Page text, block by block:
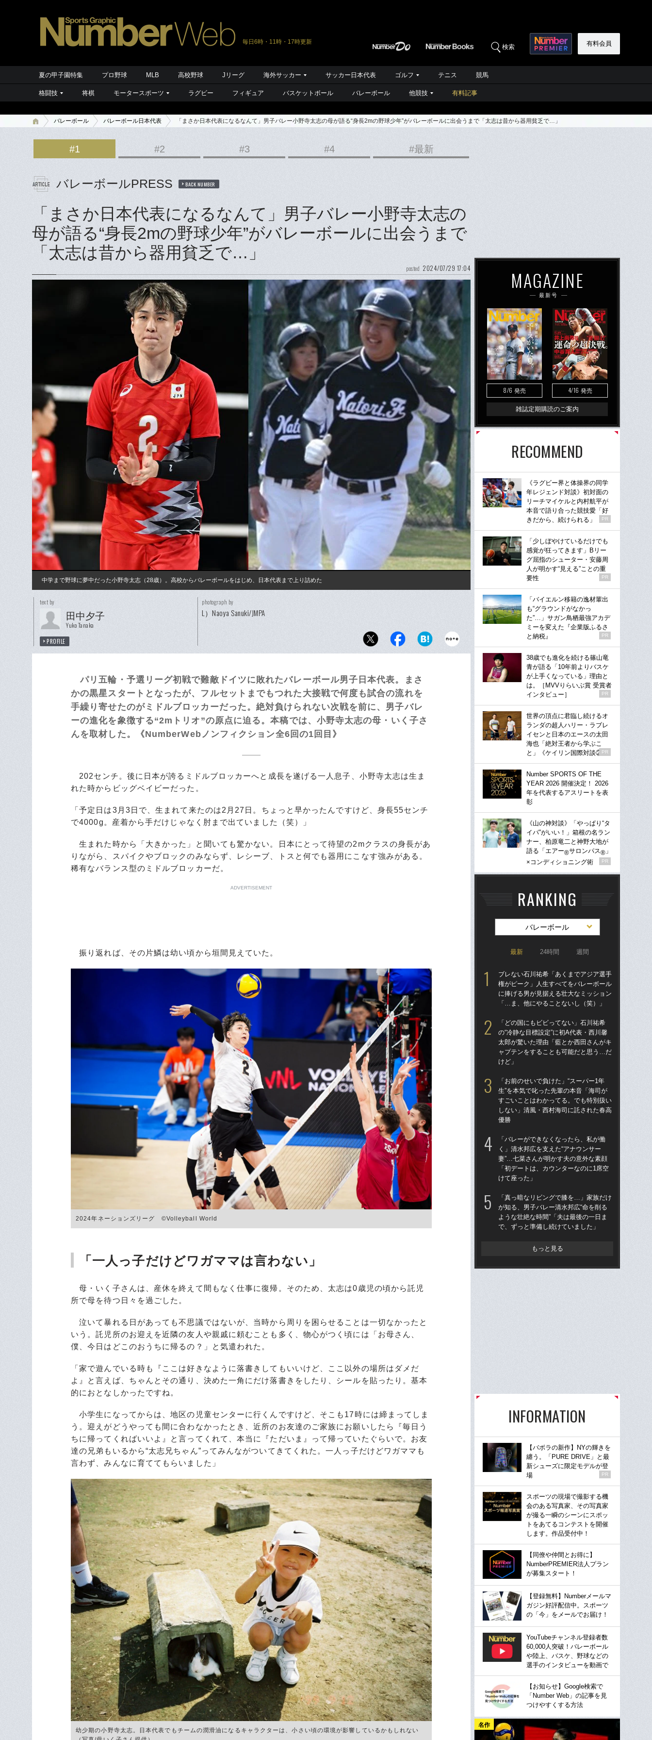
毎日6時・11時・17時更新
検索 有料会員
夏の甲子園特集 プロ野球 MLB 高校野球 Jリーグ 海外サッカー サッカー日本代表 ゴルフ テニス 競馬
格闘技 将棋 モータースポーツ ラグビー フィギュア バスケットボール バレーボール 他競技 有料記事
バレーボール バレーボール日本代表 「まさか日本代表になるなんて」男子バレー小野寺太志の母が語る“身長2mの野球少年”がバレーボールに出会うまで「太志は昔から器用貧乏で…」
#1 #2 #3 #4 #最新
バレーボールPRESS BACK NUMBER
「まさか日本代表になるなんて」男子バレー小野寺太志の
母が語る“身長2mの野球少年”がバレーボールに出会うまで
「太志は昔から器用貧乏で…」
posted 2024/07/29 17:04
中学まで野球に夢中だった小野寺太志（28歳）。高校からバレーボールをはじめ、日本代表まで上り詰めた
text by
田中夕子
Yuko Tanaka
PROFILE
photograph by
L）Naoya Sanuki/JMPA
パリ五輪・予選リーグ初戦で難敵ドイツに敗れたバレーボール男子日本代表。まさ
かの黒星スタートとなったが、フルセットまでもつれた大接戦で何度も試合の流れを
手繰り寄せたのがミドルブロッカーだった。絶対負けられない次戦を前に、男子バレ
ーの進化を象徴する“2mトリオ”の原点に迫る。本稿では、小野寺太志の母・いく子さ
んを取材した。《NumberWebノンフィクション全6回の1回目》
202センチ。後に日本が誇るミドルブロッカーへと成長を遂げる一人息子、小野寺太志は生ま
れた時からビッグベイビーだった。
「予定日は3月3日で、生まれて来たのは2月27日。ちょっと早かったんですけど、身長55センチ
で4000g。産着から手だけじゃなく肘まで出ていました（笑）」
生まれた時から「大きかった」と聞いても驚かない。日本にとって待望の2mクラスの身長があ
りながら、スパイクやブロックのみならず、レシーブ、トスと何でも器用にこなす強みがある。
稀有なバランス型のミドルブロッカーだ。
ADVERTISEMENT
振り返れば、その片鱗は幼い頃から垣間見えていた。
2024年ネーションズリーグ ©︎Volleyball World
「一人っ子だけどワガママは言わない」
母・いく子さんは、産休を終えて間もなく仕事に復帰。そのため、太志は0歳児の頃から託児
所で母を待つ日々を過ごした。
泣いて暴れる日があっても不思議ではないが、当時から周りを困らせることは一切なかったと
いう。託児所のお迎えを近隣の友人や親戚に頼むことも多く、物心がつく頃には「お母さん、
僕、今日はどこのおうちに帰るの？」と気遣われた。
「家で遊んでいる時も『ここは好きなように落書きしてもいいけど、ここ以外の場所はダメだ
よ』と言えば、ちゃんとその通り、決めた一角にだけ落書きをしたり、シールを貼ったり。基本
的におとなしかったですね。
小学生になってからは、地区の児童センターに行くんですけど、そこも17時には締まってしま
う。迎えがどうやっても間に合わなかったとき、近所のお友達のご家族にお願いしたら『毎日う
ちに帰ってくればいいよ』と言ってくれて、本当に『ただいま』って帰っていたぐらいで。お友
達の兄弟もいるから“太志兄ちゃん”ってみんながついてきてくれた。一人っ子だけどワガママも
言わず、みんなに育ててもらいました」
幼少期の小野寺太志。日本代表でもチームの潤滑油になるキャラクターは、小さい頃の環境が影響しているかもしれない
MAGAZINE
最新号
8/6 発売 4/16 発売
雑誌定期購読のご案内
RECOMMEND
《ラグビー界と体操界の同学
年レジェンド対談》初対面の
リーチマイケルと内村航平が
本音で語り合った競技愛「好
きだから、続けられる」
PR
「少しぼやけているだけでも
感覚が狂ってきます」Bリー
グ屈指のシューター・安藤周
人が明かす“見える”ことの重
要性
PR
「バイエルン移籍の逸材輩出
も“グラウンドがなかっ
た”…」サガン鳥栖最強アカデ
ミーを変えた『企業版ふるさ
と納税』
PR
38歳でも進化を続ける篠山竜
青が語る「10年前よりバスケ
が上手くなっている」理由と
は。［MVVりらいぶ賞 受賞者
インタビュー］
PR
世界の頂点に君臨し続けるオ
ランダの超人ハリー・ラブレ
イセンと日本のエースの太田
海也「絶対王者から学ぶこ
と」《ケイリン国際対談②》
PR
Number SPORTS OF THE
YEAR 2026 開催決定！ 2026
年を代表するアスリートを表
彰
《山の神対談》「やっぱり“タ
イパ”がいい！」箱根の名ラン
ナー、柏原竜二と神野大地が
語る「エアー®サロンパス® 」
×コンディショニング術
PR
RANKING
バレーボール
最新 24時間 週間
ブレない石川祐希「あくまでアジア選手
権がピーク」人生すべてをバレーボール
に捧げる男が見据える壮大なミッション
「…ま、他にやることないし（笑）」
「どの国にもビビってない」石川祐希
の“冷静な目標設定”に初A代表・西川馨
太郎が驚いた理由「藍とか西田さんがキ
ャプテンをすることも可能だと思う…だ
けど」
「お前のせいで負けた」“スーパー1年
生”を本気で叱った先輩の本音「海司が
すごいことはわかってる。でも特別扱い
しない」清風・西村海司に託された春高
優勝
「バレーができなくなったら、私が働
く」清水邦広を支えた“アナウンサー
妻”…七菜さんが明かす夫の意外な素顔
「初デートは、カウンターなのに1席空
けて座った」
「真っ暗なリビングで膝を…」家族だけ
が知る、男子バレー清水邦広“命を削る
ような壮絶な時間”「夫は最後の一日ま
で、ずっと準備し続けていました」
もっと見る
INFORMATION
【バボラの新作】NYの輝きを
纏う。「PURE DRIVE」と最
新シューズに限定モデルが登
場
PR
スポーツの現場で撮影する機
会のある写真家、その写真家
が撮る一瞬のシーンにスポッ
トをあてるコンテストを開催
します。作品受付中！
【同僚や仲間とお得に】
NumberPREMIER法人プラン
が募集スタート！
【登録無料】Numberメールマ
ガジン好評配信中。スポーツ
の「今」をメールでお届け！
YouTubeチャンネル登録者数
60,000人突破！バレーボール
や陸上、バスケ、野球などの
選手のインタビューを動画で
【お知らせ】Google検索で
「Number Web」の記事を見
つけやすくする方法
名作